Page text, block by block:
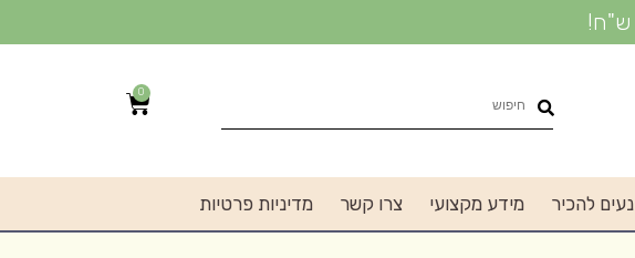
0
נעים להכיר מידע מקצועי צרו קשר מדיניות פרטיות